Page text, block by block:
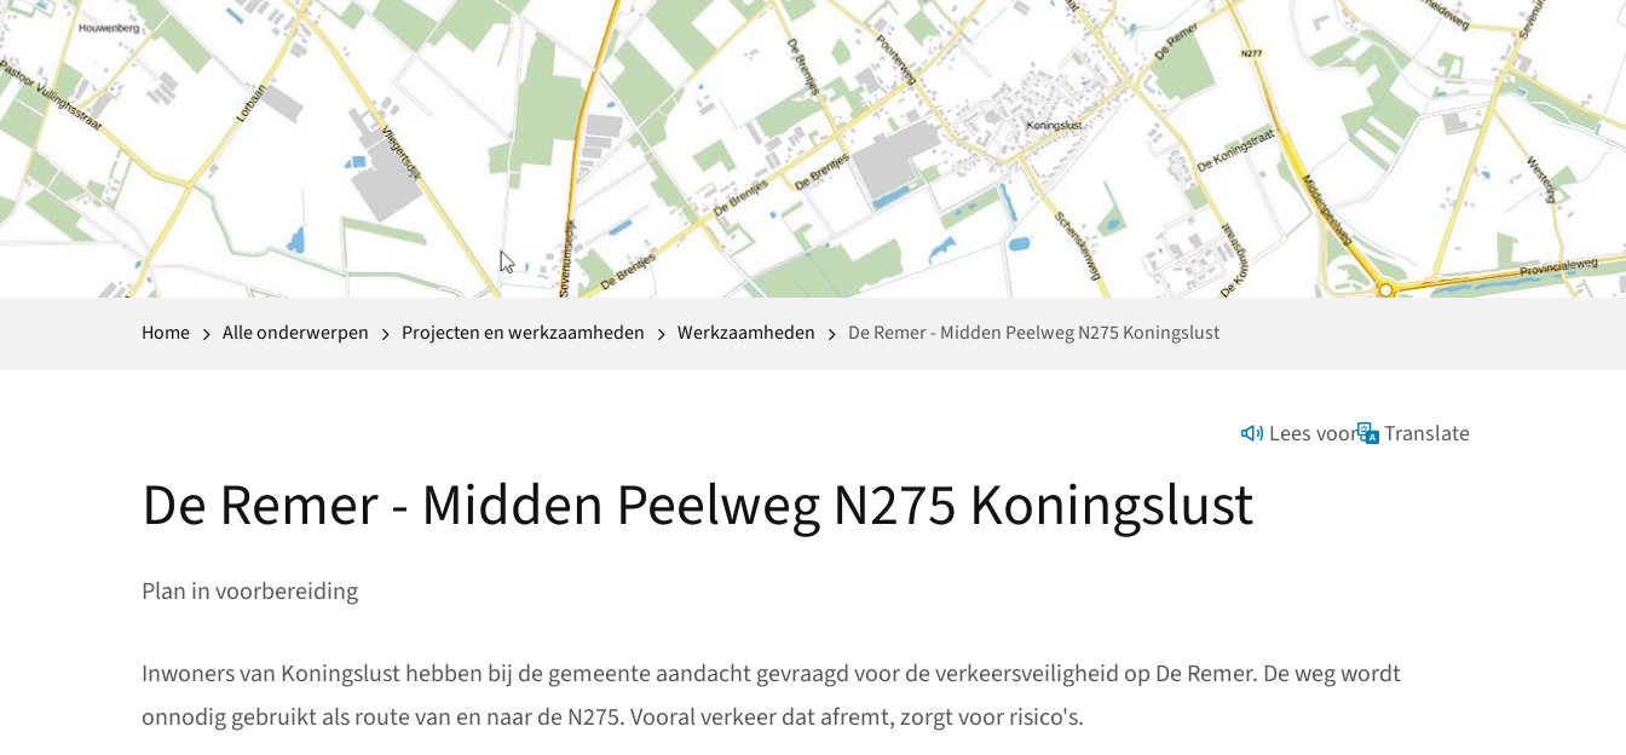
Home Alle onderwerpen Projecten en werkzaamheden Werkzaamheden De Remer - Midden Peelweg N275 Koningslust
Lees voor Translate
De Remer - Midden Peelweg N275 Koningslust
Plan in voorbereiding
Inwoners van Koningslust hebben bij de gemeente aandacht gevraagd voor de verkeersveiligheid op De Remer. De weg wordt
onnodig gebruikt als route van en naar de N275. Vooral verkeer dat afremt, zorgt voor risico's.